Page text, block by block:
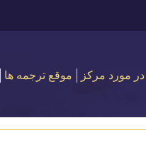
در مورد مركز موقع ترجمه ها